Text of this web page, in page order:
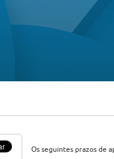
Os seguintes prazos de